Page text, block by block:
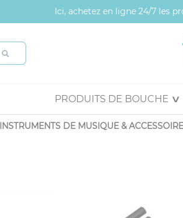
Ici, achetez en ligne 24/7 les
PRODUITS DE BOUCHE
INSTRUMENTS DE MUSIQUE &